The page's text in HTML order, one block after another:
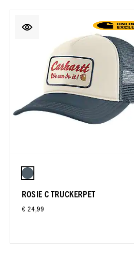
ROSIE C TRUCKERPET
€ 24,99